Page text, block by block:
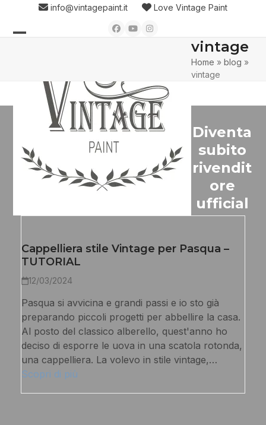
content
info@vintagepaint.it Love Vintage Paint
Facebook
YouTubeInstagram
menu
menu
vintage
Home »blog »
vintage
Cappelliera stile Vintage per Pasqua –
TUTORIAL
12/03/2024
Pasqua si avvicina e grandi passi e io sto già
preparando piccoli progetti per abbellire la casa.
Al posto del classico alberello, quest'anno ho
deciso di esporre le uova in una scatola rotonda,
una cappelliera. La volevo in stile vintage,…
Scopri di più
Diventa
subito
rivendit
ore
ufficial